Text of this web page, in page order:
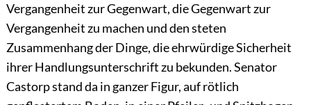
Vergangenheit zur Gegenwart, die Gegenwart zur
Vergangenheit zu machen und den steten
Zusammenhang der Dinge, die ehrwürdige Sicherheit
ihrer Handlungsunterschrift zu bekunden. Senator
Castorp stand da in ganzer Figur, auf rötlich